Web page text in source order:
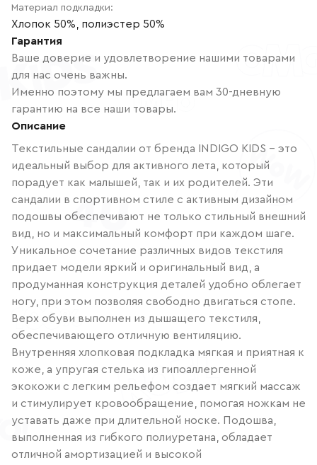
Материал подкладки:
Хлопок 50%, полиэстер 50%
Гарантия
Ваше доверие и удовлетворение нашими товарами
для нас очень важны.
Именно поэтому мы предлагаем вам 30-дневную
гарантию на все наши товары.
Описание
Текстильные сандалии от бренда INDIGO KIDS – это
идеальный выбор для активного лета, который
порадует как малышей, так и их родителей. Эти
сандалии в спортивном стиле с активным дизайном
подошвы обеспечивают не только стильный внешний
вид, но и максимальный комфорт при каждом шаге.
Уникальное сочетание различных видов текстиля
придает модели яркий и оригинальный вид, а
продуманная конструкция деталей удобно облегает
ногу, при этом позволяя свободно двигаться стопе.
Верх обуви выполнен из дышащего текстиля,
обеспечивающего отличную вентиляцию.
Внутренняя хлопковая подкладка мягкая и приятная к
коже, а упругая стелька из гипоаллергенной
экокожи с легким рельефом создает мягкий массаж
и стимулирует кровообращение, помогая ножкам не
уставать даже при длительной носке. Подошва,
выполненная из гибкого полиуретана, обладает
отличной амортизацией и высокой